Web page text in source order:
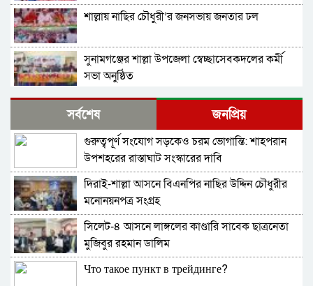
শাল্লায় নাছির চৌধুরী’র জনসভায় জনতার ঢল
সুনামগঞ্জের শাল্লা উপজেলা স্বেচ্ছাসেবকদলের কর্মী
সভা অনুষ্ঠিত
দিরাইয়ে মাওলানা মুশতাক গাজীনগরীর হত্যার
প্রতিবাদে বিক্ষোভ মিছিল ও সমাবেশ অনুষ্ঠিত
শাল্লায় স্বেচ্চায় রক্তদানের ছোট উদ্যোগ থেকে সুদৃঢ়
মানবিক নেটওয়ার্ক
শাল্লায় বিএনপির প্রতিষ্ঠাবার্ষিকী পালিত
নাশকতার মামলায় বিএনপির ৫২ নেতাকর্মী
আসামি,বিএনপি সেক্রেটারী প্রার্থী সহোদর আ,লীগ
নেতা ওই মামলার প্রধান সাক্ষী!
তাহিরপুরে ব্যবসায়ীর বিরুদ্ধে মিথ্যা মামলা প্রতিকার
সর্বশেষ জনপ্রিয়
গুরুত্বপূর্ণ সংযোগ সড়কেও চরম ভোগান্তি: শাহপরান
উপশহরের রাস্তাঘাট সংস্কারের দাবি
দিরাই-শাল্লা আসনে বিএনপির নাছির উদ্দিন চৌধুরীর
মনোনয়নপত্র সংগ্রহ
সিলেট-৪ আসনে লাঙ্গলের কাণ্ডারি সাবেক ছাত্রনেতা
মুজিবুর রহমান ডালিম
Что такое пункт в трейдинге?